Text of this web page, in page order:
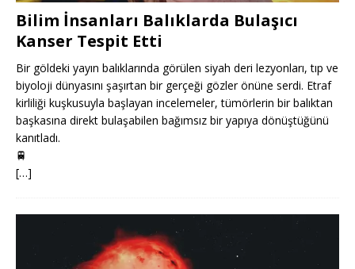
Bilim İnsanları Balıklarda Bulaşıcı
Kanser Tespit Etti
Bir göldeki yayın balıklarında görülen siyah deri lezyonları, tıp ve
biyoloji dünyasını şaşırtan bir gerçeği gözler önüne serdi. Etraf
kirliliği kuşkusuyla başlayan incelemeler, tümörlerin bir balıktan
başkasına direkt bulaşabilen bağımsız bir yapıya dönüştüğünü
kanıtladı.
🚆
[…]